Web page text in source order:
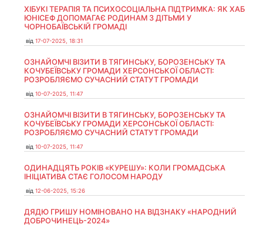
ХІБУКІ ТЕРАПІЯ ТА ПСИХОСОЦІАЛЬНА ПІДТРИМКА: ЯК ХАБ
ЮНІСЕФ ДОПОМАГАЄ РОДИНАМ З ДІТЬМИ У
ЧОРНОБАЇВСЬКІЙ ГРОМАДІ
від 17-07-2025, 18:31
ОЗНАЙОМЧІ ВІЗИТИ В ТЯГИНСЬКУ, БОРОЗЕНСЬКУ ТА
КОЧУБЕЇВСЬКУ ГРОМАДИ ХЕРСОНСЬКОЇ ОБЛАСТІ:
РОЗРОБЛЯЄМО СУЧАСНИЙ СТАТУТ ГРОМАДИ
від 10-07-2025, 11:47
ОЗНАЙОМЧІ ВІЗИТИ В ТЯГИНСЬКУ, БОРОЗЕНСЬКУ ТА
КОЧУБЕЇВСЬКУ ГРОМАДИ ХЕРСОНСЬКОЇ ОБЛАСТІ:
РОЗРОБЛЯЄМО СУЧАСНИЙ СТАТУТ ГРОМАДИ
від 10-07-2025, 11:47
ОДИНАДЦЯТЬ РОКІВ «КУРЕШУ»: КОЛИ ГРОМАДСЬКА
ІНІЦІАТИВА СТАЄ ГОЛОСОМ НАРОДУ
від 12-06-2025, 15:26
ДЯДЮ ГРИШУ НОМІНОВАНО НА ВІДЗНАКУ «НАРОДНИЙ
ДОБРОЧИНЕЦЬ-2024»